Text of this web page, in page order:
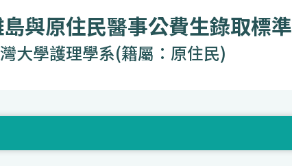
與原住民醫事公費生錄取標準
大學護理學系(籍屬：原住民)